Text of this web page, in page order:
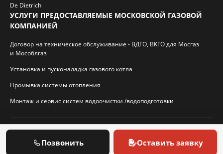
De Dietrich
УСЛУГИ ПРЕДОСТАВЛЯЕМЫЕ МОСКОВСКОЙ ГАЗОВОЙ
КОМПАНИЕЙ
Договор на техническое обслуживание - ВДГО, ВКГО для Мосгаз
и Мособлгаз
Установка и пусконаладка газового котла
Промывка системы отопления
Монтаж и сервис систем водоочистки /водоподготовки
© 2026 И.П. Кротиков С.А. Virtbridge.ru
Позвонить Оставить заявку